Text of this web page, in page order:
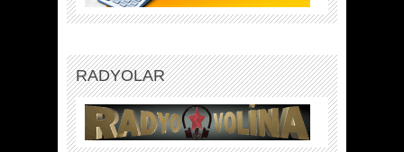
RADYOLAR